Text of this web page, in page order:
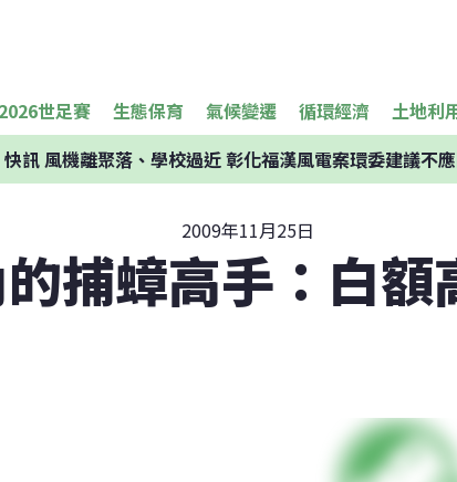
世足賽 生態保育 氣候變遷 循環經濟 土地利
快訊風機離聚落、學校過近 彰化福漢風電案環委建議不
2009年11月25日
捕蟑高手：白額